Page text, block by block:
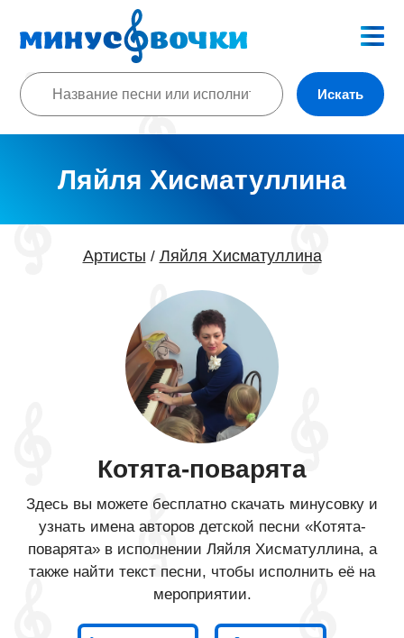
Искать
Ляйля Хисматуллина
Артисты / Ляйля Хисматуллина
Котята-поварята
Здесь вы можете бесплатно скачать минусовку и
узнать имена авторов детской песни «Котята-
поварята» в исполнении Ляйля Хисматуллина, а
также найти текст песни, чтобы исполнить её на
мероприятии.